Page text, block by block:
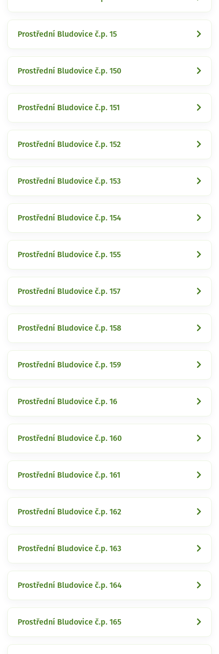
Prostřední Bludovice č.p. 15
Prostřední Bludovice č.p. 150
Prostřední Bludovice č.p. 151
Prostřední Bludovice č.p. 152
Prostřední Bludovice č.p. 153
Prostřední Bludovice č.p. 154
Prostřední Bludovice č.p. 155
Prostřední Bludovice č.p. 157
Prostřední Bludovice č.p. 158
Prostřední Bludovice č.p. 159
Prostřední Bludovice č.p. 16
Prostřední Bludovice č.p. 160
Prostřední Bludovice č.p. 161
Prostřední Bludovice č.p. 162
Prostřední Bludovice č.p. 163
Prostřední Bludovice č.p. 164
Prostřední Bludovice č.p. 165